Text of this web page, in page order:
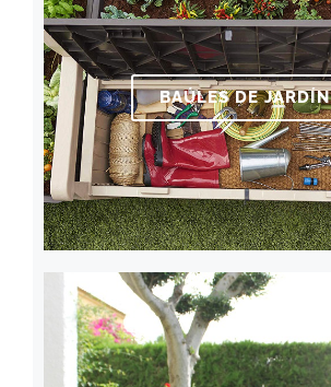
BAÚLES DE JARDÍN